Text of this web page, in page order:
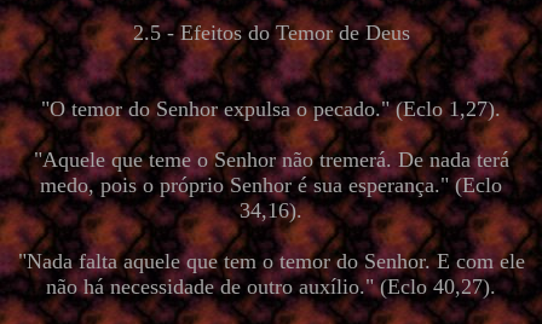
2.5 - Efeitos do Temor de Deus
"O temor do Senhor expulsa o pecado." (Eclo 1,27).
"Aquele que teme o Senhor não tremerá. De nada terá
medo, pois o próprio Senhor é sua esperança." (Eclo
34,16).
"Nada falta aquele que tem o temor do Senhor. E com ele
não há necessidade de outro auxílio." (Eclo 40,27).